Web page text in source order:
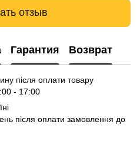
отзыв
Гарантия Возврат
після оплати товару
- 17:00
після оплати замовлення до